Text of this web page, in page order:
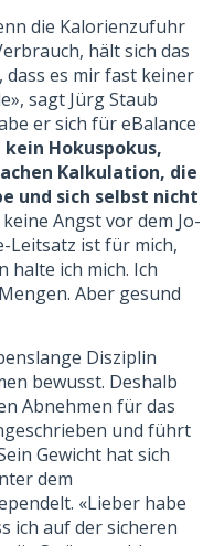
die Kalorienzufuhr
hält sich das
dass es mir fast keiner
sagt Jürg Staub
er sich für eBalance
Hokuspokus,
Kalkulation, die
und sich selbst nicht
Angst vor dem Jo-
Leitsatz ist für mich,
halte ich mich. Ich
Aber gesund
Disziplin
bewusst. Deshalb
Abnehmen für das
und führt
Gewicht hat sich
dem
«Lieber habe
ich auf der sicheren